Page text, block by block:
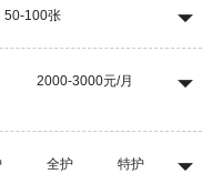
宁河县 静海县
50-100张
2000-3000元/月
8000元/月
全护 特护